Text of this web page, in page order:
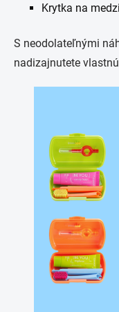
Krytka na
S neodolateľnými
nadizajnutete